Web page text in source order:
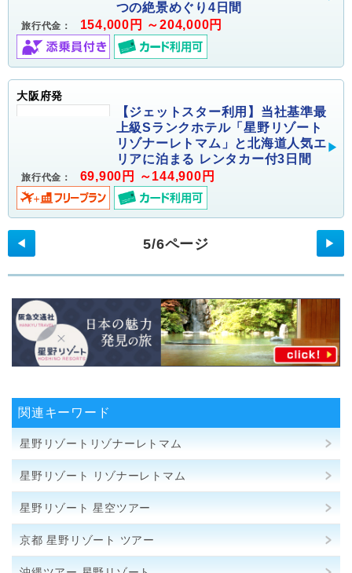
つの絶景めぐり4日間
旅行代金： 154,000円 ～204,000円
大阪府発
【ジェットスター利用】当社基準最
上級Sランクホテル「星野リゾート
リゾナーレトマム」と北海道人気エ
リアに泊まる レンタカー付3日間
旅行代金： 69,900円 ～144,900円
5/6ページ
◀ ▶
関連キーワード
星野リゾートリゾナーレトマム
星野リゾート リゾナーレトマム
星野リゾート 星空ツアー
京都 星野リゾート ツアー